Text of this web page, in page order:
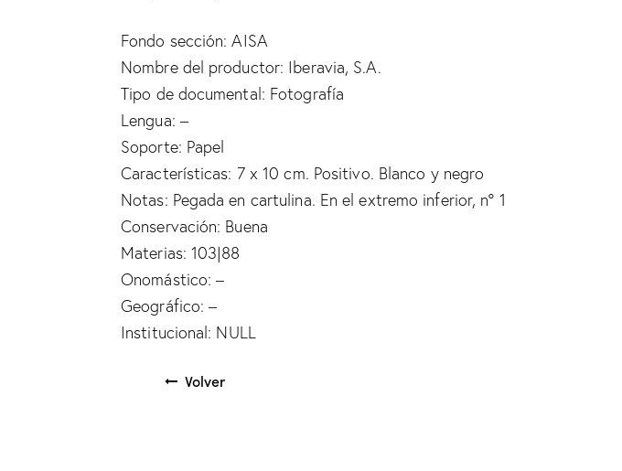
Fondo sección: AISA
Nombre del productor: Iberavia, S.A.
Tipo de documental: Fotografía
Lengua: –
Soporte: Papel
Características: 7 x 10 cm. Positivo. Blanco y negro
Notas: Pegada en cartulina. En el extremo inferior, nº 1
Conservación: Buena
Materias: 103|88
Onomástico: –
Geográfico: –
Institucional: NULL
Volver